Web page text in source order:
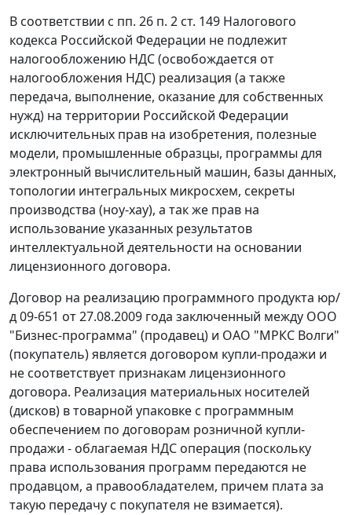
В соответствии с пп. 26 п. 2 ст. 149 Налогового
кодекса Российской Федерации не подлежит
налогообложению НДС (освобождается от
налогообложения НДС) реализация (а также
передача, выполнение, оказание для собственных
нужд) на территории Российской Федерации
исключительных прав на изобретения, полезные
модели, промышленные образцы, программы для
электронный вычислительный машин, базы данных,
топологии интегральных микросхем, секреты
производства (ноу-хау), а так же прав на
использование указанных результатов
интеллектуальной деятельности на основании
лицензионного договора.
Договор на реализацию программного продукта юр/
д 09-651 от 27.08.2009 года заключенный между ООО
"Бизнес-программа" (продавец) и ОАО "МРКС Волги"
(покупатель) является договором купли-продажи и
не соответствует признакам лицензионного
договора. Реализация материальных носителей
(дисков) в товарной упаковке с программным
обеспечением по договорам розничной купли-
продажи - облагаемая НДС операция (поскольку
права использования программ передаются не
продавцом, а правообладателем, причем плата за
такую передачу с покупателя не взимается).